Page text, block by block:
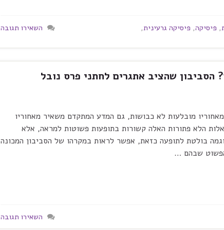
, פיסיקה, פיסיקה גרעינית,
השאירו תגובה
שהציב אתגרים לחתני פרס נובל
מובלעות לא כבושות, גם המדע המתקדם משאיר מאחוריו
הלא פתורות האלה קשורות בתופעות פשוטות למראה, אלא
בולטת לתופעה כזאת, אפשר לראות במקרהו של הסביבון המכונה
שבהם …
השאירו תגובה